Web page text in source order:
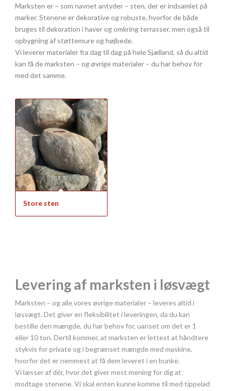
Marksten er – som navnet antyder – sten, der er indsamlet på
marker. Stenene er dekorative og robuste, hvorfor de både
bruges til dekoration i haver og omkring terrasser, men også til
opbygning af støttemure og højbede.
Vi leverer materialer fra dag til dag på hele Sjælland, så du altid
kan få de marksten – og øvrige materialer – du har behov for
med det samme.
Store sten
Levering af marksten i løsvægt
Marksten – og alle vores øvrige materialer – leveres altid i
løsvægt. Det giver en fleksibilitet i leveringen, da du kan
bestille den mængde, du har behov for, uanset om det er 1
eller 10 ton. Dertil kommer, at marksten er lettest at håndtere
stykvis for private og i begrænset mængde med maskine,
hvorfor det er nemmest at få dem leveret i en bunke.
Vi læsser af dér, hvor det giver mest mening for dig at
modtage stenene. Vi skal enten kunne komme til med tippelad